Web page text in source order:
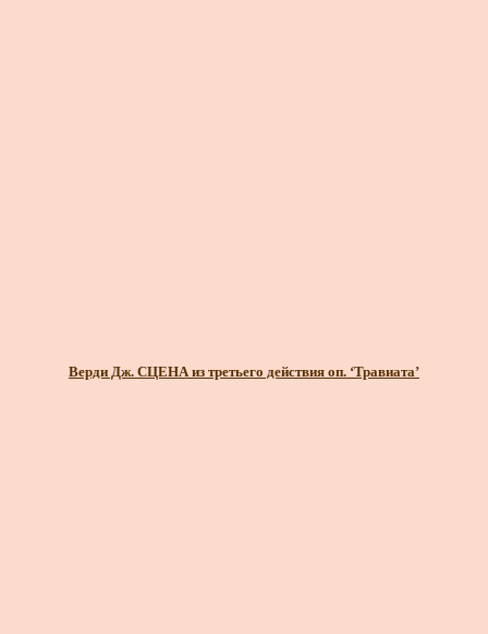
Верди Дж. СЦЕНА из третьего действия оп. ‘Травиата’